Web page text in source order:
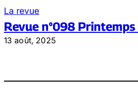
La revue
Revue n°098
13 août, 2025